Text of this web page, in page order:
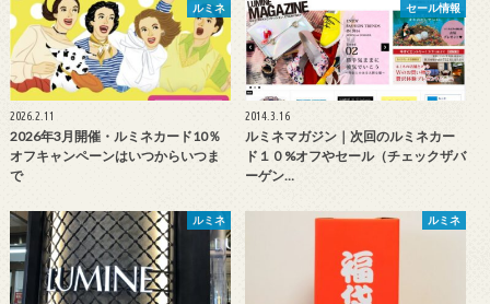
ルミネ
2026.2.11
2026年3月開催・ルミネカード10％
オフキャンペーンはいつからいつま
で
セール情報
2014.3.16
ルミネマガジン｜次回のルミネカー
ド１０%オフやセール（チェックザバ
ーゲン…
ルミネ ルミネ